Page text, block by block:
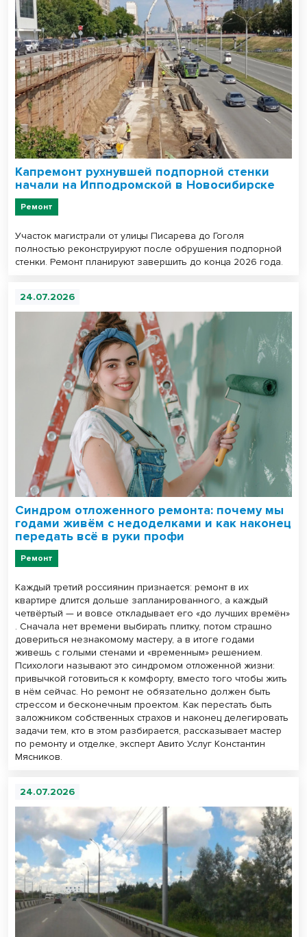
Капремонт рухнувшей подпорной стенки
начали на Ипподромской в Новосибирске
Ремонт
Участок магистрали от улицы Писарева до Гоголя
полностью реконструируют после обрушения подпорной
стенки. Ремонт планируют завершить до конца 2026 года.
24.07.2026
Синдром отложенного ремонта: почему мы
годами живём с недоделками и как наконец
передать всё в руки профи
Ремонт
Каждый третий россиянин признается: ремонт в их
квартире длится дольше запланированного, а каждый
четвёртый — и вовсе откладывает его «до лучших времён»
. Сначала нет времени выбирать плитку, потом страшно
довериться незнакомому мастеру, а в итоге годами
живешь с голыми стенами и «временным» решением.
Психологи называют это синдромом отложенной жизни:
привычкой готовиться к комфорту, вместо того чтобы жить
в нём сейчас. Но ремонт не обязательно должен быть
стрессом и бесконечным проектом. Как перестать быть
заложником собственных страхов и наконец делегировать
задачи тем, кто в этом разбирается, рассказывает мастер
по ремонту и отделке, эксперт Авито Услуг Константин
Мясников.
24.07.2026